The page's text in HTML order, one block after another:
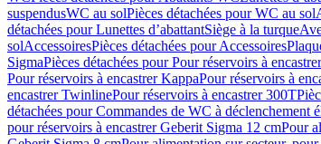
suspendusWC au solPièces détachées pour WC au sol
détachées pour Lunettes d’abattantSiège à la turque
solAccessoiresPièces détachées pour Accessoires
SigmaPièces détachées pour Pour réservoirs à
Pour réservoirs à encastrer KappaPour réservoirs à
encastrer TwinlinePour réservoirs à encastrer 300T
détachées pour Commandes de WC à déclenchement
pour réservoirs à encastrer Geberit Sigma 12 cmPour